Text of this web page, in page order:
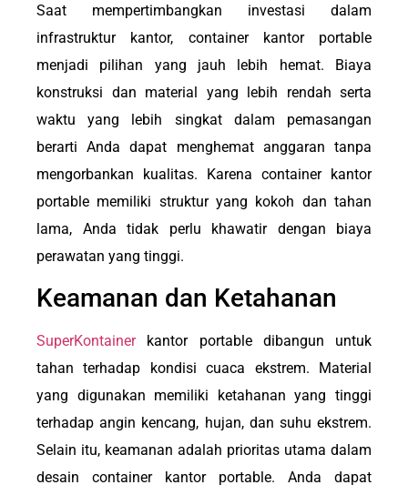
Saat mempertimbangkan investasi dalam
infrastruktur kantor, container kantor portable
menjadi pilihan yang jauh lebih hemat. Biaya
konstruksi dan material yang lebih rendah serta
waktu yang lebih singkat dalam pemasangan
berarti Anda dapat menghemat anggaran tanpa
mengorbankan kualitas. Karena container kantor
portable memiliki struktur yang kokoh dan tahan
lama, Anda tidak perlu khawatir dengan biaya
perawatan yang tinggi.
Keamanan dan Ketahanan
SuperKontainerkantor portable dibangun untuk
tahan terhadap kondisi cuaca ekstrem. Material
yang digunakan memiliki ketahanan yang tinggi
terhadap angin kencang, hujan, dan suhu ekstrem.
Selain itu, keamanan adalah prioritas utama dalam
desain container kantor portable. Anda dapat